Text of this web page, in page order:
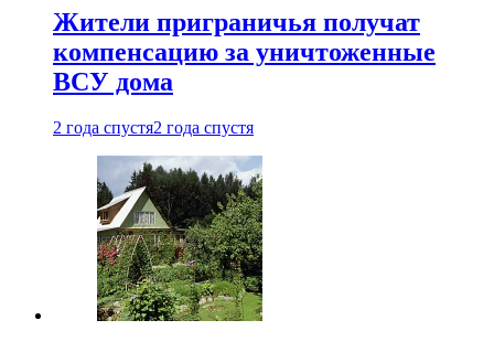
Жители приграничья получат
компенсацию за уничтоженные
ВСУ дома
2 года спустя2 года спустя